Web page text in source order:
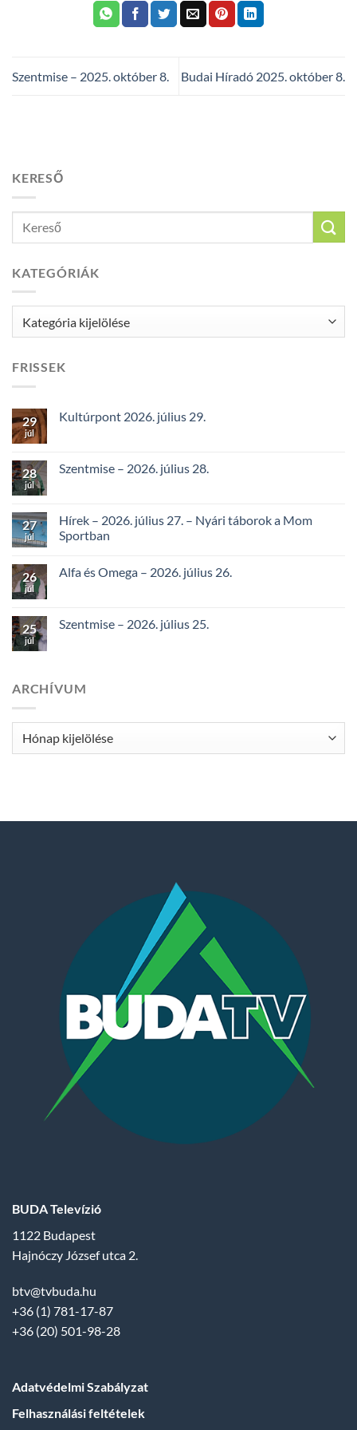
Szentmise – 2025. október 8. Budai Híradó 2025. október 8.
KERESŐ
KATEGÓRIÁK
FRISSEK
29
júl
Kultúrpont 2026. július 29.
28
júl
Szentmise – 2026. július 28.
27
júl
Hírek – 2026. július 27. – Nyári táborok a Mom
Sportban
26
júl
Alfa és Omega – 2026. július 26.
25
júl
Szentmise – 2026. július 25.
ARCHÍVUM
Archívum
BUDA Televízió
1122 Budapest
Hajnóczy József utca 2.
btv@tvbuda.hu
+36 (1) 781-17-87
+36 (20) 501-98-28
Adatvédelmi Szabályzat
Felhasználási feltételek